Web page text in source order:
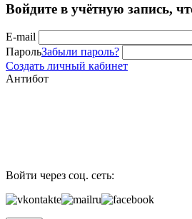
Войдите в учётную запись,
E-mail
ПарольЗабыли пароль?
Создать личный кабинет
Антибот
Войти через соц. сеть: